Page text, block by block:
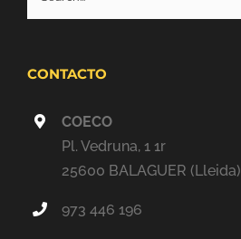
for:
CONTACTO
COECO
Pl. Vedruna, 1 1r
25600 BALAGUER (Lleida)
973 446 196